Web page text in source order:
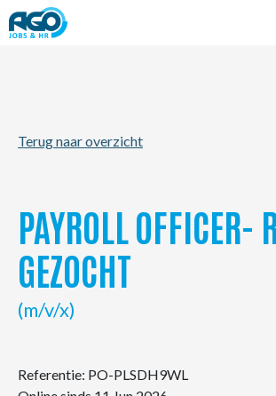
Kantoren
My AGO
Terug naar overzicht
PAYROLL OFFICER-
GEZOCHT
(m/v/x)
Referentie: PO-PLSDH9WL